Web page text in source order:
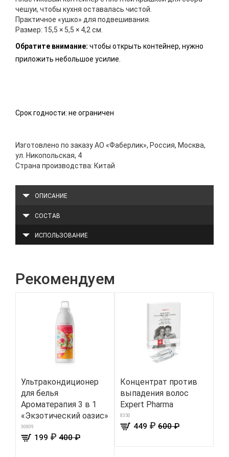
чешуи, чтобы кухня оставалась чистой.
Практичное «ушко» для подвешивания.
Размер: 15,5 × 5,5 × 4,2 см.
Обратите внимание: чтобы открыть контейнер, нужно
приложить небольшое усилие.
Срок годности: не ограничен
Изготовлено по заказу АО «Фаберлик», Россия, Москва,
ул. Никопольская, 4
Страна производства: Китай
ОПИСАНИЕ
СОСТАВ
ИСПОЛЬЗОВАНИЕ
Рекомендуем
Ультракондиционер
для белья
Ароматерапия 3 в 1
«Экзотический оазис»
30809
199 ₽ 400 ₽
Концентрат против
выпадения волос
Expert Pharma
8350
449 ₽ 600 ₽